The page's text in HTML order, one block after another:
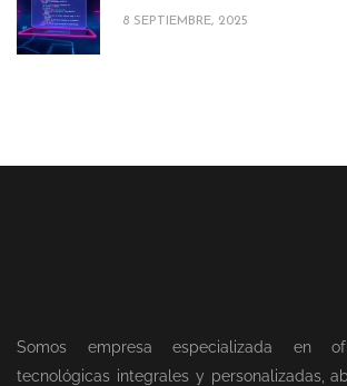
8 SEPTIEMBRE, 2025
Somos empresa especializada en
tecnológicas integrales y personalizadas,